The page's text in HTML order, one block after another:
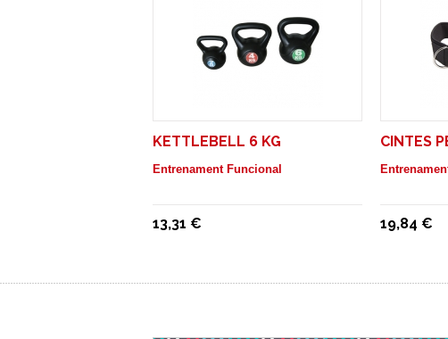
KETTLEBELL 6 KG
Entrenament Funcional
13,31 €
CINTES
19,84 €